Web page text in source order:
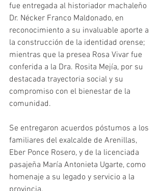
fue entregada al historiador machaleño
Dr. Nécker Franco Maldonado, en
reconocimiento a su invaluable aporte a
la construcción de la identidad orense;
mientras que la presea Rosa Vivar fue
conferida a la Dra. Rosita Mejía, por su
destacada trayectoria social y su
compromiso con el bienestar de la
comunidad.
Se entregaron acuerdos póstumos a los
familiares del exalcalde de Arenillas,
Eber Ponce Rosero, y de la licenciada
pasajeña María Antonieta Ugarte, como
homenaje a su legado y servicio a la